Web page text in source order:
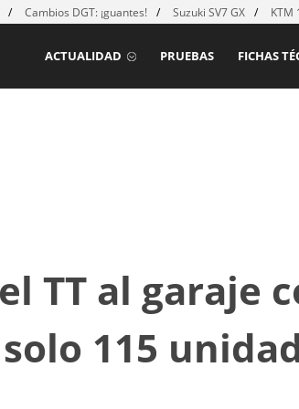
Cambios DGT: ¡guantes! Suzuki SV7 GX KTM
FICHAS
PRUEBAS
ACTUALIDAD
TT al garaje
solo 115